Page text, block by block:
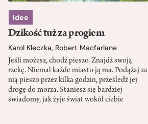
Idee
Dzikość tuż za progiem
Karol Kleczka, Robert Macfarlane
Jeśli możesz, chodź pieszo. Znajdź swoją
rzekę. Niemal każde miasto ją ma. Podążaj za
nią pieszo przez kilka godzin, prześledź jej
drogę do morza. Staniesz się bardziej
świadomy, jak żyje świat wokół ciebie